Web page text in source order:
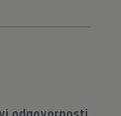
odgovornosti